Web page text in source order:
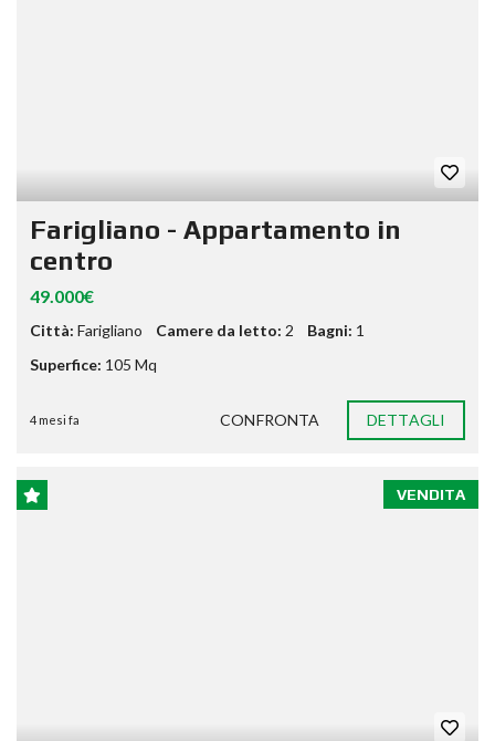
Farigliano - Appartamento in
centro
49.000€
Città: Farigliano Camere da letto: 2 Bagni: 1
Superfice: 105 Mq
4 mesi fa CONFRONTA DETTAGLI
VENDITA